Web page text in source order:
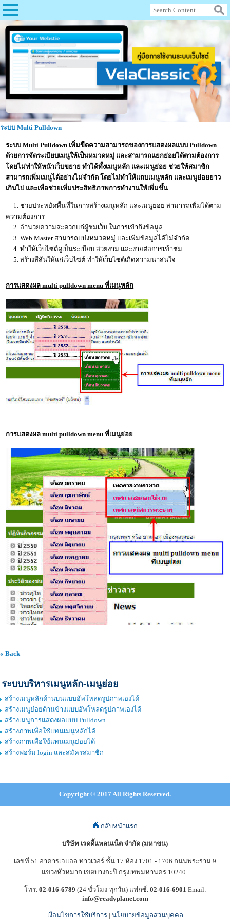
ระบบ Multi Pulldown
ระบบ Multi Pulldown เพิ่มขีดความสามารถของการแสดงผลแบบ Pulldown
ด้วยการจัดระเบียบเมนูให้เป็นหมวดหมู่ และสามารถแยกย่อยได้ตามต้องการ
โดยไม่ทำให้หน้าเว็บขยาย ทำได้ทั้งเมนูหลัก และเมนูย่อย ช่วยให้สมาชิก
สามารถเพิ่มเมนูได้อย่างไม่จำกัด โดยไม่ทำให้แถบเมนูหลัก และเมนูย่อยยาว
เกินไป และเพื่อช่วยเพิ่มประสิทธิภาพการทำงานให้เพิ่มขึ้น
1. ช่วยประหยัดพื้นที่ในการสร้างเมนูหลัก และเมนูย่อย สามารถเพิ่มได้ตาม
ความต้องการ
2. อำนวยความสะดวกแก่ผู้ชมเว็บ ในการเข้าถึงข้อมูล
3. Web Master สามารถแบ่งหมวดหมู่ และเพิ่มข้อมูลได้ไม่จำกัด
4. ทำให้เว็บไซต์ดูเป็นระเบียบ สวยงาม และง่ายต่อการเข้าชม
5. สร้างสีสันให้แก่เว็บไซต์ ทำให้เว็บไซต์เกิดความน่าสนใจ
การแสดงผล multi pulldown menu ที่เมนูหลัก
การแสดงผล multi pulldown menu ที่เมนูย่อย
« Back
ระบบบริหารเมนูหลัก-เมนูย่อย
สร้างเมนูหลักด้านบนแบบอัพโหลดรูปภาพเองได้
สร้างเมนูย่อยด้านข้างแบบอัพโหลดรูปภาพเองได้
สร้างเมนูการแสดงผลแบบ Pulldown
สร้างภาพเพื่อใช้แทนเมนูหลักได้
สร้างภาพเพื่อใช้แทนเมนูย่อยได้
สร้างฟอร์ม login และสมัครสมาชิก
Copyright © 2017 All Rights Reserved.
กลับหน้าแรก
บริษัท เรดดี้แพลนเน็ต จำกัด (มหาชน)
เลขที่ 51 อาคารเจแอล ทาวเวอร์ ชั้น 17 ห้อง 1701 - 1706 ถนนพระราม 9
แขวงหัวหมาก เขตบางกะปิ กรุงเทพมหานคร 10240
โทร. 02-016-6789 (24 ชั่วโมง ทุกวัน) แฟกซ์. 02-016-6901 Email:
info@readyplanet.com
เงื่อนไขการใช้บริการ| นโยบายข้อมูลส่วนบุคคล